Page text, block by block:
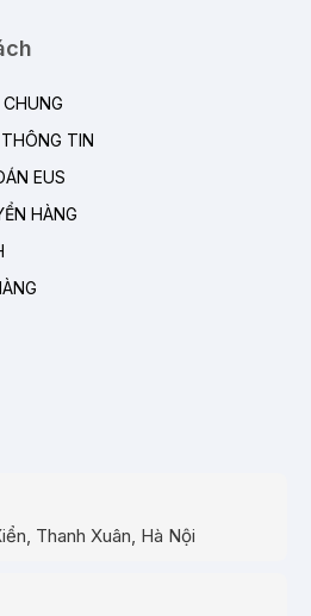
TIN
EUS
HÀNG
Thanh Xuân, Hà Nội